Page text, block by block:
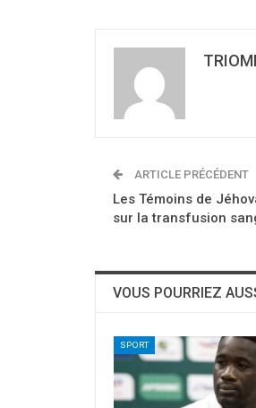
ARTICLE PRÉCÉDENT
Les Témoins de
sur la transfusion
VOUS POURRIEZ
SPORT